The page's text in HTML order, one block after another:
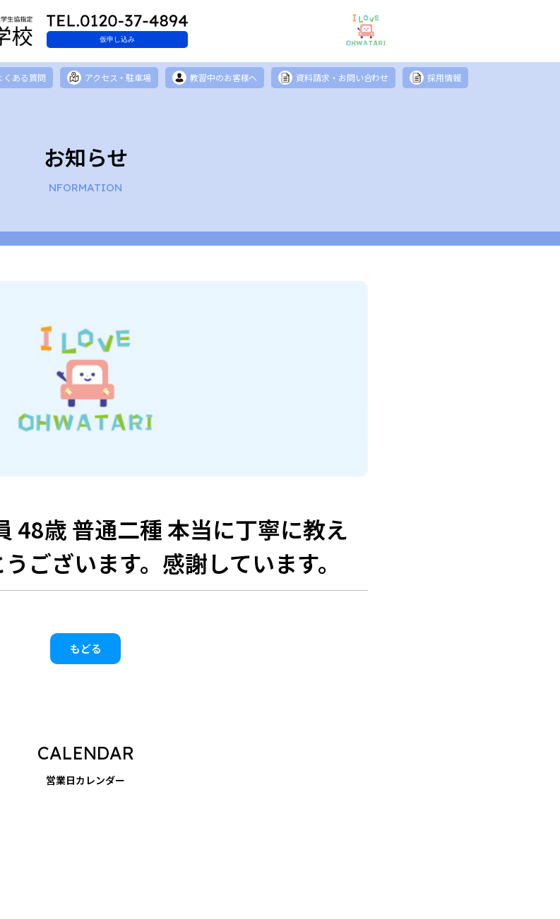
仮申し込み
くある質問 アクセス・駐車場 教習中のお客様へ 資料請求・お問い合わせ 採用情報
お知らせ
NFORMATION
48歳 普通二種 本当に丁寧に教え
ございます。感謝しています。
もどる
CALENDAR
営業日カレンダー